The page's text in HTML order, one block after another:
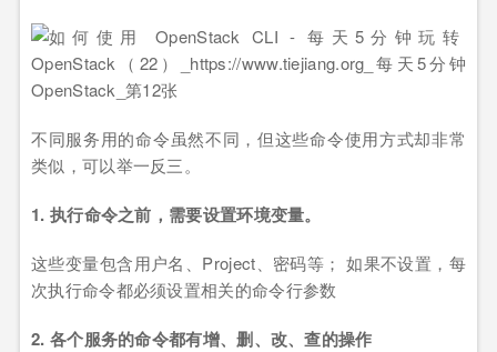
不同服务用的命令虽然不同，但这些命令使用方式却非常
类似，可以举一反三。
1. 执行命令之前，需要设置环境变量。
这些变量包含用户名、Project、密码等； 如果不设置，每
次执行命令都必须设置相关的命令行参数
2. 各个服务的命令都有增、删、改、查的操作